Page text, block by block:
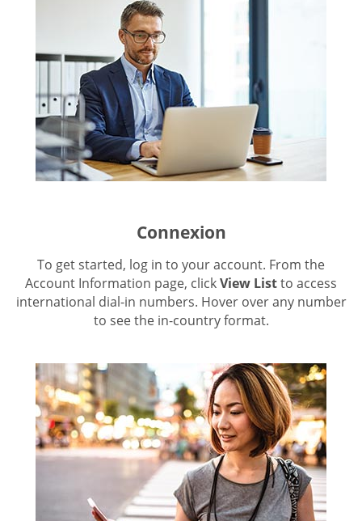
Connexion
To get started, log in to your account. From the
Account Information page, clickView Listto access
international dial-in numbers. Hover over any number
to see the in-country format.